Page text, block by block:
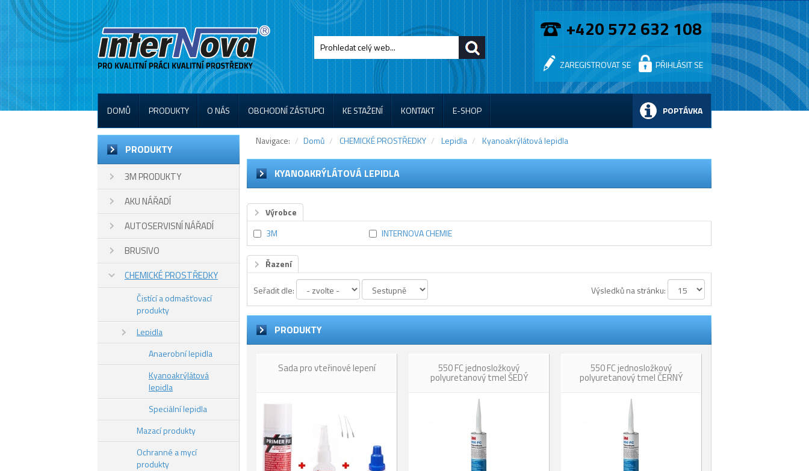
+420 572 632 108
ZAREGISTROVAT SE PŘIHLÁSIT SE
DOMŮ PRODUKTY O NÁS OBCHODNÍ ZÁSTUPCI KE STAŽENÍ KONTAKT E-SHOP POPTÁVKA
PRODUKTY
3M PRODUKTY
AKU NÁŘADÍ
AUTOSERVISNÍ NÁŘADÍ
BRUSIVO
CHEMICKÉ PROSTŘEDKY
Čistící a odmašťovací
produkty
Lepidla
Anaerobní lepidla
Kyanoakrýlátová
lepidla
Speciální lepidla
Mazací produkty
Ochranné a mycí
produkty
Navigace: Domů CHEMICKÉ PROSTŘEDKY Lepidla Kyanoakrýlátová lepidla
KYANOAKRÝLÁTOVÁ LEPIDLA
Výrobce
3M
INTERNOVA CHEMIE
Řazení
Seřadit dle: Výsledků na stránku:
PRODUKTY
Sada pro vteřinové lepení 550 FC jednosložkový
polyuretanový tmel ŠEDÝ
550 FC jednosložkový
polyuretanový tmel ČERNÝ